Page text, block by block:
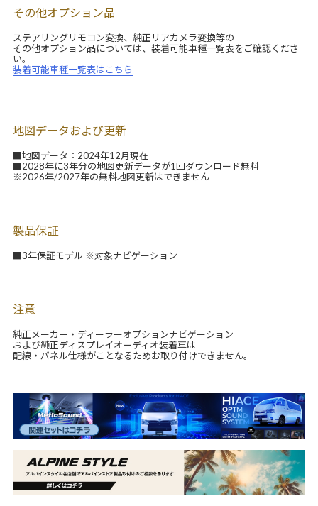
その他オプション品
ステアリングリモコン変換、純正リアカメラ変換等の
その他オプション品については、装着可能車種一覧表をご確認くださ
い。
装着可能車種一覧表はこちら
地図データおよび更新
■地図データ：2024年12月現在
■2028年に3年分の地図更新データが1回ダウンロード無料
※2026年/2027年の無料地図更新はできません
製品保証
■3年保証モデル ※対象ナビゲーション
注意
純正メーカー・ディーラーオプションナビゲーション
および純正ディスプレイオーディオ装着車は
配線・パネル仕様がことなるためお取り付けできません。